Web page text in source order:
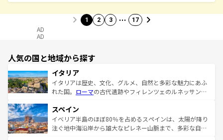
1 2 3 … 17
AD
AD
人気の国と地域から探す
イタリア
イタリアは歴史、文化、グルメ、自然と多彩な魅力にあふ
れた国。 ローマの古代遺跡やフィレンツェのルネッサンス
ろん、トスカーナの美しい田園風景やアマルフィ海岸の絶
景など、自然景観も見逃せない。観光の合間には、本場の
ピザやパスタなど、絶品のイタリア料理を堪能することも
スペイン
イベリア半島のほぼ80％を占めるスペインは、太陽が降り
注ぐ地中海沿岸から雄大なピレネー山脈まで、多彩な自然